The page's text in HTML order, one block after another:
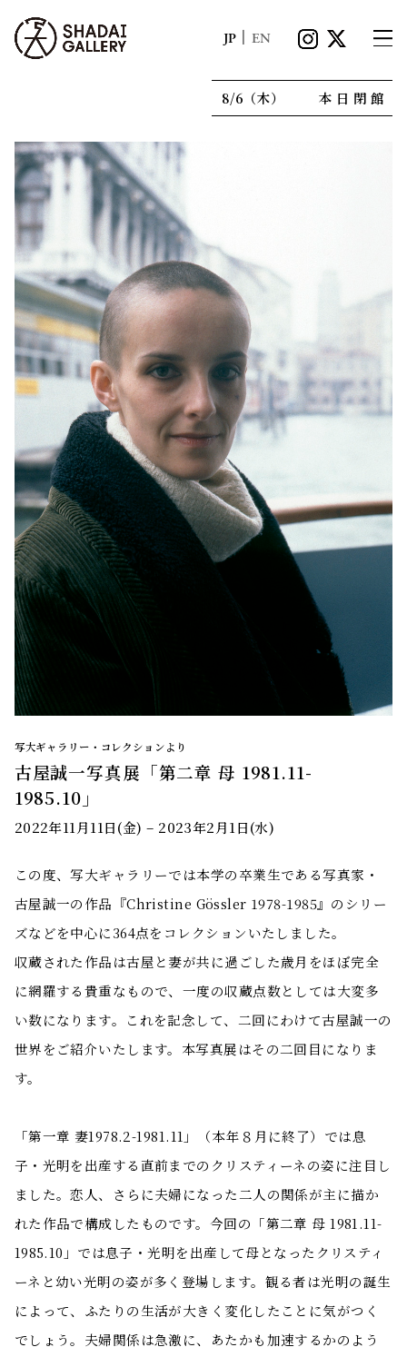
JP EN
8/6（木） 本日閉館
写大ギャラリー・コレクションより
古屋誠一写真展「第二章 母 1981.11-
1985.10」
2022年11月11日(金) – 2023年2月1日(水)
この度、写大ギャラリーでは本学の卒業生である写真家・
古屋誠一の作品『Christine Gössler 1978-1985』のシリー
ズなどを中心に364点をコレクションいたしました。
収蔵された作品は古屋と妻が共に過ごした歳月をほぼ完全
に網羅する貴重なもので、一度の収蔵点数としては大変多
い数になります。これを記念して、二回にわけて古屋誠一の
世界をご紹介いたします。本写真展はその二回目になりま
す。
「第一章 妻1978.2-1981.11」（本年８月に終了）では息
子・光明を出産する直前までのクリスティーネの姿に注目し
ました。恋人、さらに夫婦になった二人の関係が主に描か
れた作品で構成したものです。今回の「第二章 母 1981.11-
1985.10」では息子・光明を出産して母となったクリスティ
ーネと幼い光明の姿が多く登場します。観る者は光明の誕生
によって、ふたりの生活が大きく変化したことに気がつく
でしょう。夫婦関係は急激に、あたかも加速するかのよう